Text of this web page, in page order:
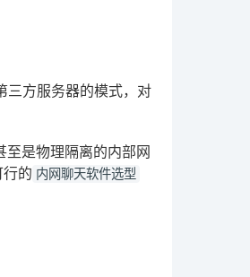
三方服务器的模式，对
是物理隔离的内部网
行的 内网聊天软件选型